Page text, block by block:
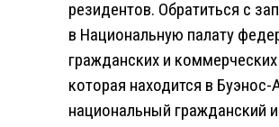
резидентов. Обратиться с
в Национальную палату
гражданских и
которая находится в Буэнос-
национальный гражданский